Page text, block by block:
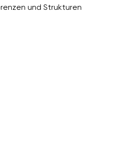
und Strukturen